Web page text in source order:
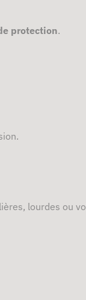
protection.
lourdes ou